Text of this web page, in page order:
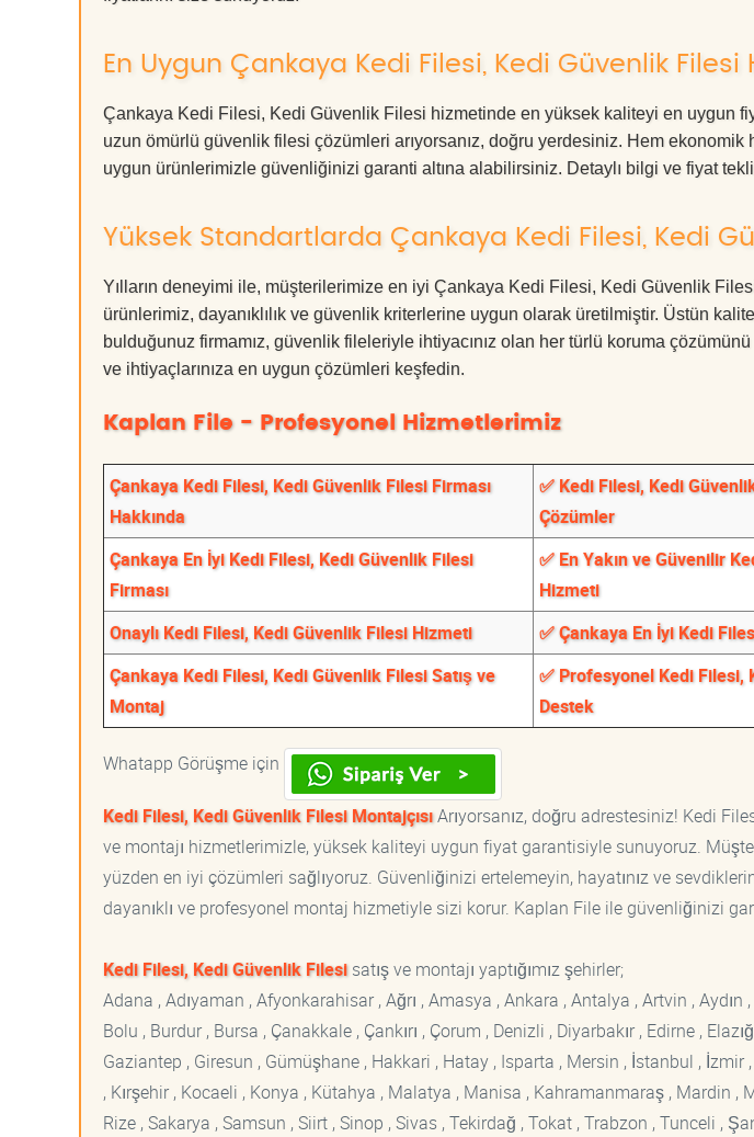
En Uygun Çankaya Kedi Filesi, Kedi Güvenlik Filesi
Çankaya Kedi Filesi, Kedi Güvenlik Filesi hizmetinde en yüksek kaliteyi en uygun
uzun ömürlü güvenlik filesi çözümleri arıyorsanız, doğru yerdesiniz. Hem ekonomik
uygun ürünlerimizle güvenliğinizi garanti altına alabilirsiniz. Detaylı bilgi ve fiyat
Yüksek Standartlarda Çankaya Kedi Filesi, Kedi
Yılların deneyimi ile, müşterilerimize en iyi Çankaya Kedi Filesi, Kedi Güvenlik
ürünlerimiz, dayanıklılık ve güvenlik kriterlerine uygun olarak üretilmiştir. Üstün
bulduğunuz firmamız, güvenlik fileleriyle ihtiyacınız olan her türlü koruma
ve ihtiyaçlarınıza en uygun çözümleri keşfedin.
Kaplan File - Profesyonel Hizmetlerimiz
Çankaya Kedi Filesi, Kedi Güvenlik Filesi Firması
Hakkında
✅ Kedi Filesi, Kedi
Çözümler
Çankaya En İyi Kedi Filesi, Kedi Güvenlik Filesi
Firması
✅ En Yakın ve Güvenilir
Hizmeti
Onaylı Kedi Filesi, Kedi Güvenlik Filesi Hizmeti
✅ Çankaya En İyi Kedi
Çankaya Kedi Filesi, Kedi Güvenlik Filesi Satış ve
Montaj
✅ Profesyonel Kedi
Destek
Whatapp Görüşme için
Kedi Filesi, Kedi Güvenlik Filesi MontajçısıArıyorsanız, doğru adrestesiniz! Kedi
ve montajı hizmetlerimizle, yüksek kaliteyi uygun fiyat garantisiyle sunuyoruz.
yüzden en iyi çözümleri sağlıyoruz. Güvenliğinizi ertelemeyin, hayatınız ve
dayanıklı ve profesyonel montaj hizmetiyle sizi korur. Kaplan File ile güvenliğinizi
Kedi Filesi, Kedi Güvenlik Filesisatış ve montajı yaptığımız şehirler;
Adana , Adıyaman , Afyonkarahisar , Ağrı , Amasya , Ankara , Antalya , Artvin , Aydın
Bolu , Burdur , Bursa , Çanakkale , Çankırı , Çorum , Denizli , Diyarbakır , Edirne ,
Gaziantep , Giresun , Gümüşhane , Hakkari , Hatay , Isparta , Mersin , İstanbul , İzmir
, Kırşehir , Kocaeli , Konya , Kütahya , Malatya , Manisa , Kahramanmaraş , Mardin ,
Rize , Sakarya , Samsun , Siirt , Sinop , Sivas , Tekirdağ , Tokat , Trabzon , Tunceli ,